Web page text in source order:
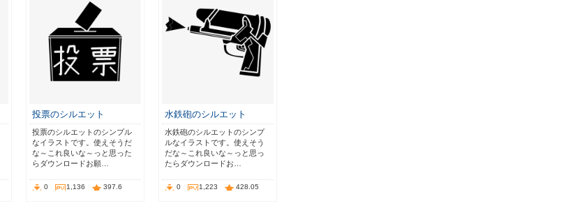
投票のシルエット
投票のシルエットのシンプル
なイラストです。使えそうだ
な～これ良いな～っと思った
らダウンロードお願…
0 1,136 397.6
水鉄砲のシルエット
水鉄砲のシルエットのシンプ
ルなイラストです。使えそう
だな～これ良いな～っと思っ
たらダウンロードお…
0 1,223 428.05